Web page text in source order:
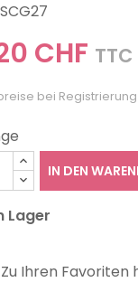
CHF TTC
bei Registrierung
IN DEN
Lager
Zu Ihren Favoriten